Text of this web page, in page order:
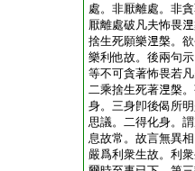
處。非厭離處。非
厭離處破凡夫怖畏
捨生死願樂𣵀槃。
樂利他故。後兩句
等不可貪著怖畏若
二乘捨生死著𣵀槃
身。三身卽後偈所
思議。二得化身。
息故常。故言無異
嚴爲利衆生故。利